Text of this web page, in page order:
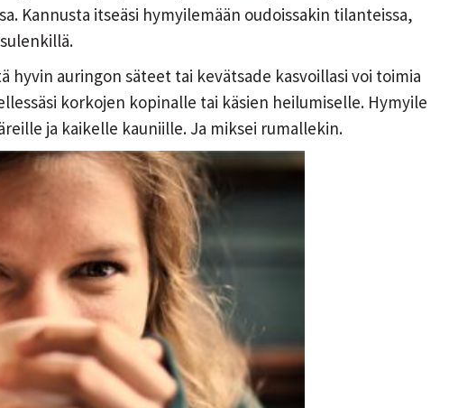
Kannusta itseäsi hymyilemään oudoissakin tilanteissa,
hyvin auringon säteet tai kevätsade kasvoillasi voi toimia
korkojen kopinalle tai käsien heilumiselle. Hymyile
ja kaikelle kauniille. Ja miksei rumallekin.